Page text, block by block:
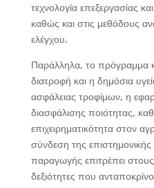
τεχνολογία επεξεργασίας
καθώς και στις μεθόδους
ελέγχου.
Παράλληλα, το πρόγραμμα
διατροφή και η δημόσια
ασφάλειας τροφίμων, η
διασφάλισης ποιότητας,
επιχειρηματικότητα στον
σύνδεση της
παραγωγής επιτρέπει
δεξιότητες που